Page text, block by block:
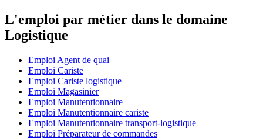
L'emploi par métier dans le domaine
Logistique
Emploi Agent de quai
Emploi Cariste
Emploi Cariste logistique
Emploi Magasinier
Emploi Manutentionnaire
Emploi Manutentionnaire cariste
Emploi Manutentionnaire transport-logistique
Emploi Préparateur de commandes